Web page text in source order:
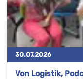
30.07.2026
Von Logistik,